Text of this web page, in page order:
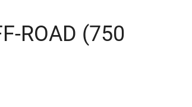
ROAD (750